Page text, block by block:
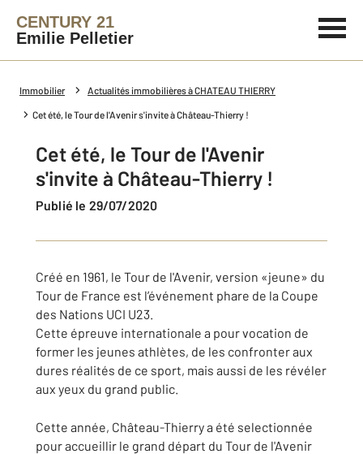
CENTURY 21
Emilie Pelletier
Immobilier Actualités immobilières à CHATEAU THIERRY
Cet été, le Tour de l'Avenir s'invite à Château-Thierry !
Cet été, le Tour de l'Avenir
s'invite à Château-Thierry !
Publié le 29/07/2020
Créé en 1961, le Tour de l'Avenir, version «jeune» du
Tour de France est l’événement phare de la Coupe
des Nations UCI U23.
Cette épreuve internationale a pour vocation de
former les jeunes athlètes, de les confronter aux
dures réalités de ce sport, mais aussi de les révéler
aux yeux du grand public.
Cette année, Château-Thierry a été selectionnée
pour accueillir le grand départ du Tour de l'Avenir